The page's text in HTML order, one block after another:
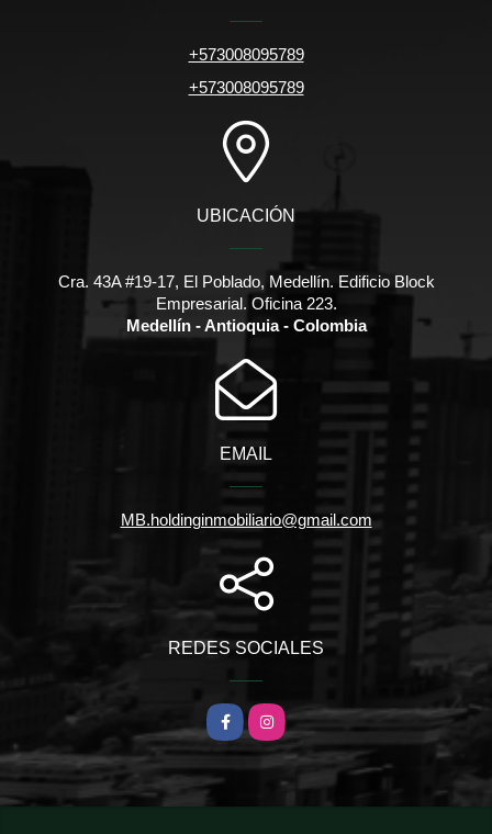
+573008095789
+573008095789
UBICACIÓN
Cra. 43A #19-17, El Poblado, Medellín. Edificio Block
Empresarial. Oficina 223.
Medellín - Antioquia - Colombia
EMAIL
MB.holdinginmobiliario@gmail.com
REDES SOCIALES
FacebookInstagram